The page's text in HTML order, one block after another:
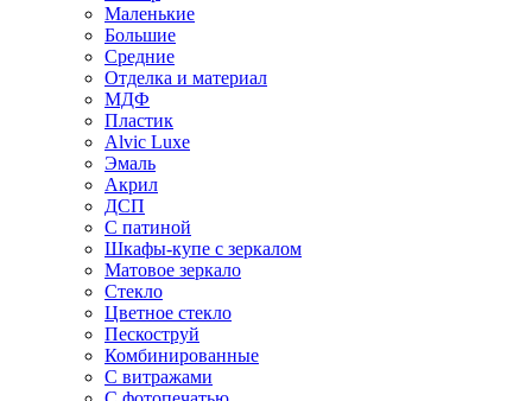
Маленькие
Большие
Средние
Отделка и материал
МДФ
Пластик
Alvic Luxe
Эмаль
Акрил
ДСП
С патиной
Шкафы-купе с зеркалом
Матовое зеркало
Стекло
Цветное стекло
Пескоструй
Комбинированные
С витражами